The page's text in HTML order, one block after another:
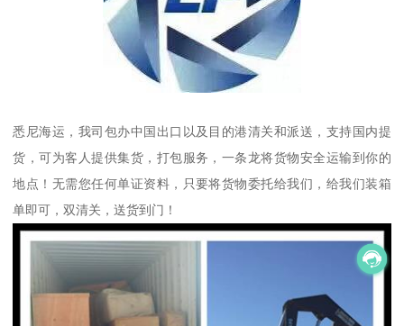
悉尼海运，我司包办中国出口以及目的港清关和派送，支持国内提
货，可为客人提供集货，打包服务，一条龙将货物安全运输到你的
地点！无需您任何单证资料，只要将货物委托给我们，给我们装箱
单即可，双清关，送货到门！